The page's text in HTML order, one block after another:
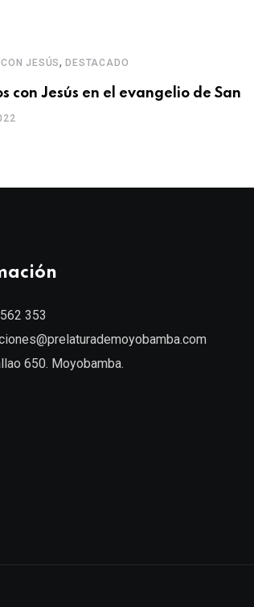
JESÚS,DESTACADO
con Jesús en el evangelio de San
353
650. Moyobamba.